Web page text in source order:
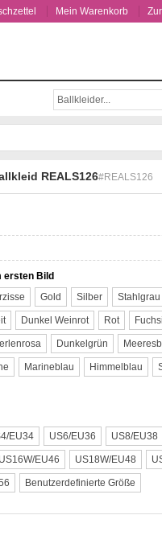
Mein Warenkorb
REALS126#REALS126
ersten Bild
Gold Silber Stahlgrau
Dunkel Weinrot Rot
Dunkelgrün
Marineblau Himmelblau
EU34 US6/EU36 US8/EU38
US16W/EU46 US18W/EU48
Benutzerdefinierte Größe